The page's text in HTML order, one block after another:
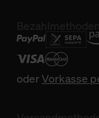
oderVorkasse